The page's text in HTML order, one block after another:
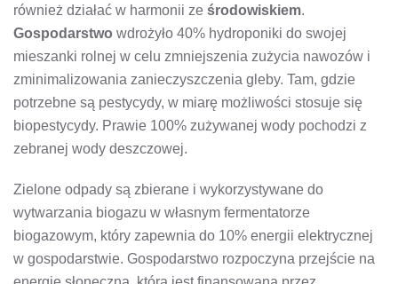
również działać w harmonii ze środowiskiem.
Gospodarstwo wdrożyło 40% hydroponiki do swojej
mieszanki rolnej w celu zmniejszenia zużycia nawozów i
zminimalizowania zanieczyszczenia gleby. Tam, gdzie
potrzebne są pestycydy, w miarę możliwości stosuje się
biopestycydy. Prawie 100% zużywanej wody pochodzi z
zebranej wody deszczowej.
Zielone odpady są zbierane i wykorzystywane do
wytwarzania biogazu w własnym fermentatorze
biogazowym, który zapewnia do 10% energii elektrycznej
w gospodarstwie. Gospodarstwo rozpoczyna przejście na